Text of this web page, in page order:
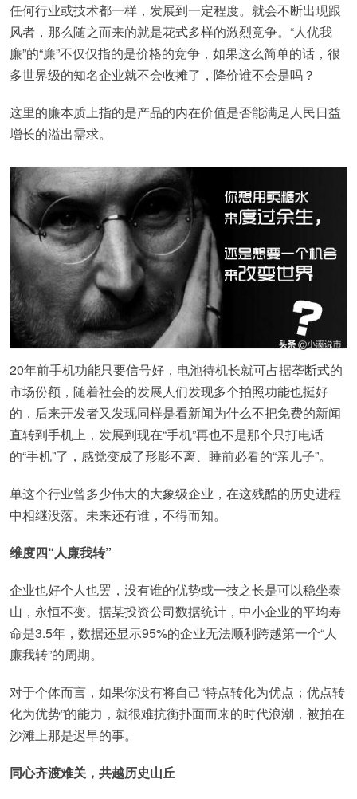
任何行业或技术都一样，发展到一定程度。就会不断出现跟
风者，那么随之而来的就是花式多样的激烈竞争。“人优我
廉”的“廉”不仅仅指的是价格的竞争，如果这么简单的话，很
多世界级的知名企业就不会收摊了，降价谁不会是吗？
这里的廉本质上指的是产品的内在价值是否能满足人民日益
增长的溢出需求。
20年前手机功能只要信号好，电池待机长就可占据垄断式的
市场份额，随着社会的发展人们发现多个拍照功能也挺好
的，后来开发者又发现同样是看新闻为什么不把免费的新闻
直转到手机上，发展到现在“手机”再也不是那个只打电话
的“手机”了，感觉变成了形影不离、睡前必看的“亲儿子”。
单这个行业曾多少伟大的大象级企业，在这残酷的历史进程
中相继没落。未来还有谁，不得而知。
维度四“人廉我转”
企业也好个人也罢，没有谁的优势或一技之长是可以稳坐泰
山，永恒不变。据某投资公司数据统计，中小企业的平均寿
命是3.5年，数据还显示95%的企业无法顺利跨越第一个“人
廉我转”的周期。
对于个体而言，如果你没有将自己“特点转化为优点；优点转
化为优势”的能力，就很难抗衡扑面而来的时代浪潮，被拍在
沙滩上那是迟早的事。
同心齐渡难关，共越历史山丘